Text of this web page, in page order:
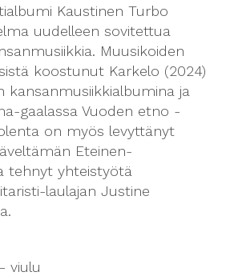
Kaustinen Turbo
uudelleen sovitettua
Muusikoiden
koostunut Karkelo (2024)
kansanmusiikkialbumina ja
gaalassa Vuoden etno -
on myös levyttänyt
Eteinen-
tehnyt yhteistyötä
laulajan Justine
viulu